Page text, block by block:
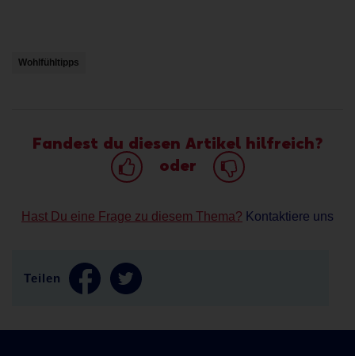
Wohlfühltipps
Fandest du diesen Artikel hilfreich?
oder
Hast Du eine Frage zu diesem Thema? Kontaktiere uns
Teilen